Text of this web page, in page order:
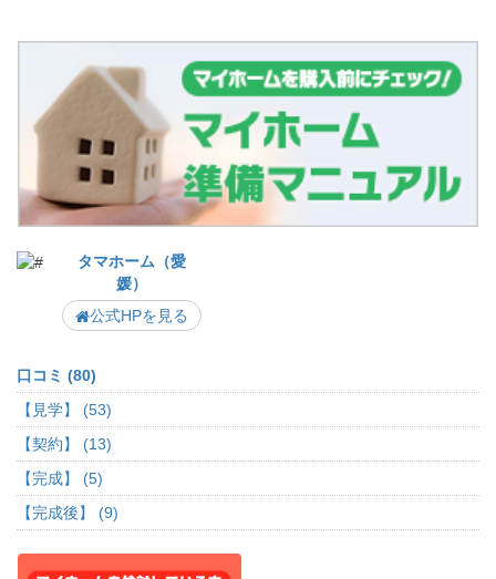
タマホーム（愛
媛）
公式HPを見る
口コミ (80)
【見学】 (53)
【契約】 (13)
【完成】 (5)
【完成後】 (9)